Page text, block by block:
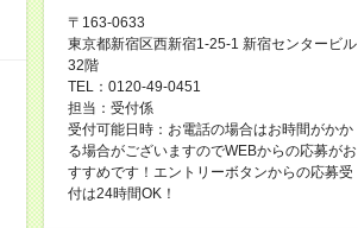
〒163-0633
東京都新宿区西新宿1-25-1 新宿センタービル
32階
TEL：0120-49-0451
担当：受付係
受付可能日時：お電話の場合はお時間がかか
る場合がございますのでWEBからの応募がお
すすめです！エントリーボタンからの応募受
付は24時間OK！